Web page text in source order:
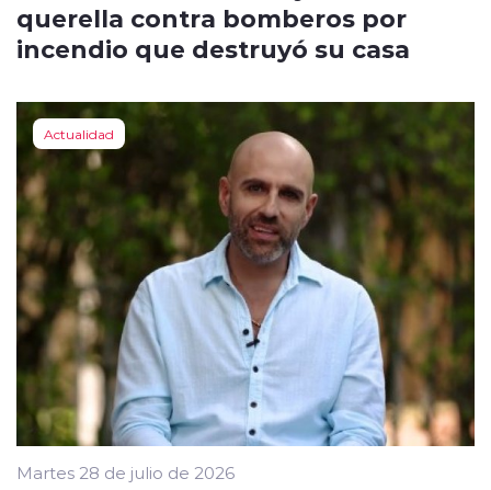
querella contra bomberos por
incendio que destruyó su casa
Actualidad
Martes 28 de julio de 2026